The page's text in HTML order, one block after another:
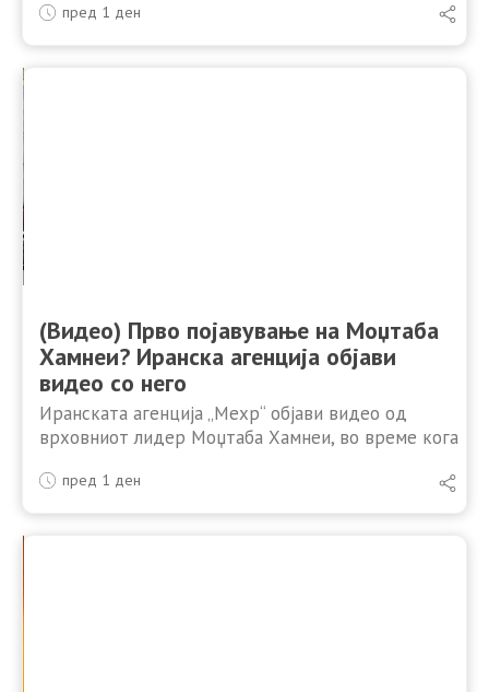
илјади севернокорејски војници на руска
територија, предупреди украинскиот
пред 1 ден
(Видео) Прво појавување на Моџтаба
Хамнеи? Иранска агенција објави
видео со него
Иранската агенција „Мехр“ објави видео од
врховниот лидер Моџтаба Хамнеи, во време кога
здравје. Сепак, не е познато кога или каде е
направена снимката. Иранската …
пред 1 ден